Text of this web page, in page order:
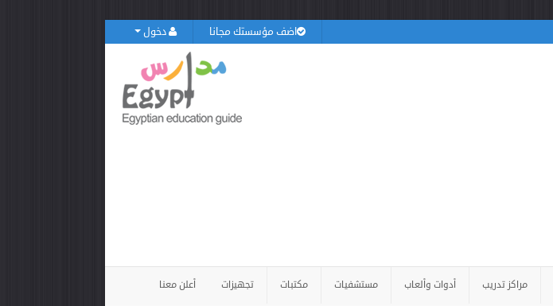
دخول اضف مؤسستك مجانا
مراكز تدريب أدوات وألعاب مستشفيات مكتبات تجهيزات أعلن معنا